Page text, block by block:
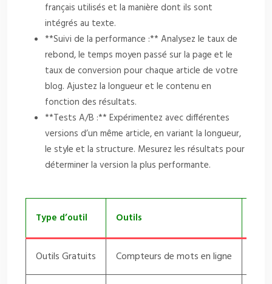
français utilisés et la manière dont ils sont
intégrés au texte.
**Suivi de la performance :** Analysez le taux de
rebond, le temps moyen passé sur la page et le
taux de conversion pour chaque article de votre
blog. Ajustez la longueur et le contenu en
fonction des résultats.
**Tests A/B :** Expérimentez avec différentes
versions d’un même article, en variant la longueur,
le style et la structure. Mesurez les résultats pour
déterminer la version la plus performante.
Type d’outil Outils
Outils Gratuits Compteurs de mots en ligne